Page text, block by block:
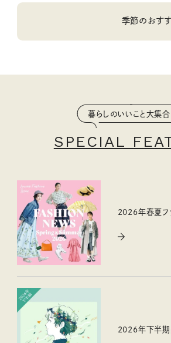
季節のおす
暮らしのいいこと大集合
SPECIAL
2026年春夏フ
2026年下半期